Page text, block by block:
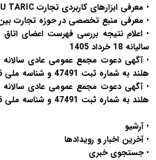
• معرفی ابزارهای کاربردی تجارت EU TARIC | سامانه تعرفه گمرکی اتحادیه اروپا
• معرفی منبع تخصصی در حوزه تجارت
•اعلام نتیجه بررسی فهرست اعضای
سالیانه 18 خرداد 1405
•آگهی دعوت مجمع عمومی عادی سالانه
هلند به شماره ثبت 47491 و شناسه ملی 14008415736
•آگهی دعوت مجمع عمومی عادی سالانه
هلند به شماره ثبت 47491 و شناسه ملی 14008415736
• آرشیو
• آخرین اخبار و رویدادها
•جستجوی خبری